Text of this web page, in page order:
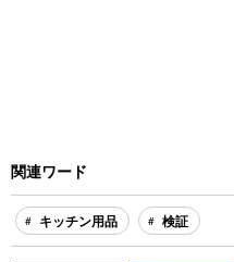
関連ワード
キッチン用品 検証